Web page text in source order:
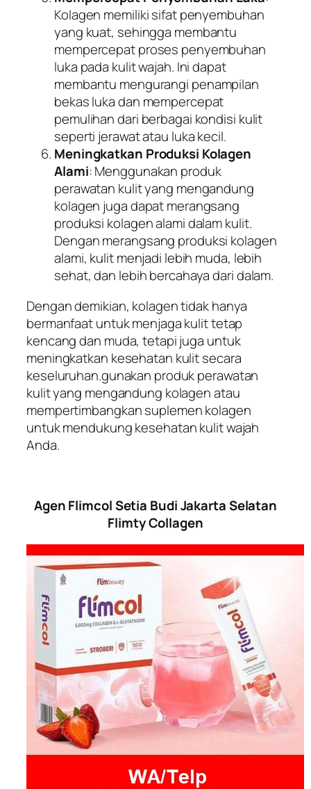
Kolagen memiliki sifat penyembuhan
yang kuat, sehingga membantu
mempercepat proses penyembuhan
luka pada kulit wajah. Ini dapat
membantu mengurangi penampilan
bekas luka dan mempercepat
pemulihan dari berbagai kondisi kulit
seperti jerawat atau luka kecil.
Meningkatkan Produksi Kolagen
Alami: Menggunakan produk
perawatan kulit yang mengandung
kolagen juga dapat merangsang
produksi kolagen alami dalam kulit.
Dengan merangsang produksi kolagen
alami, kulit menjadi lebih muda, lebih
sehat, dan lebih bercahaya dari dalam.
Dengan demikian, kolagen tidak hanya
bermanfaat untuk menjaga kulit tetap
kencang dan muda, tetapi juga untuk
meningkatkan kesehatan kulit secara
keseluruhan.gunakan produk perawatan
kulit yang mengandung kolagen atau
mempertimbangkan suplemen kolagen
untuk mendukung kesehatan kulit wajah
Anda.
Agen Flimcol Setia Budi Jakarta Selatan
Flimty Collagen